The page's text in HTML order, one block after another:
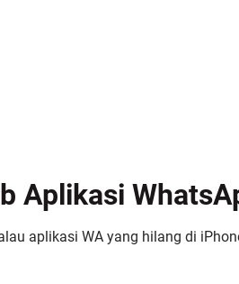
Aplikasi
aplikasi WA yang hilang di